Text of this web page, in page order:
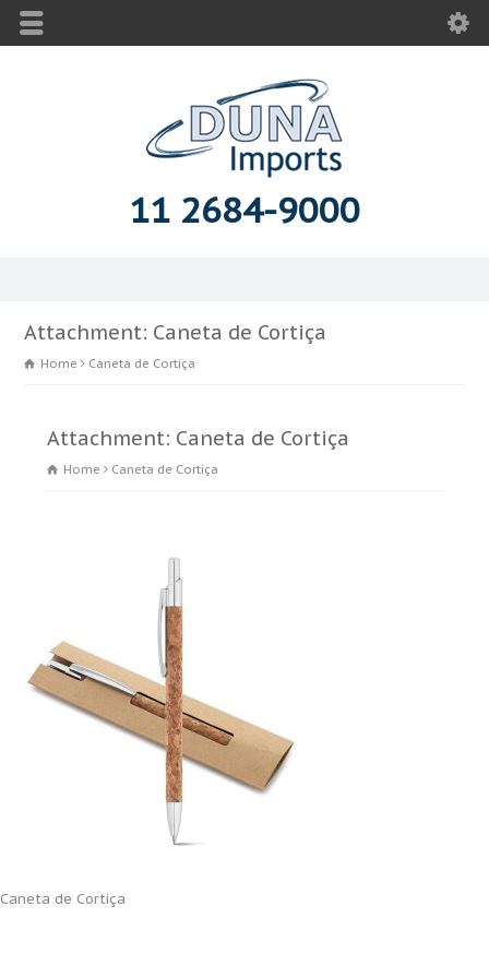
11 2684-9000
Attachment: Caneta de Cortiça
Home Caneta de Cortiça
Attachment: Caneta de Cortiça
Home Caneta de Cortiça
Caneta de Cortiça